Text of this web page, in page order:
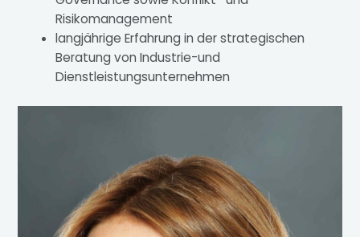
Risikomanagement
langjährige Erfahrung in der strategischen
Beratung von Industrie-und
Dienstleistungsunternehmen